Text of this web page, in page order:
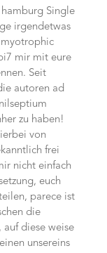
Single
irgendetwas
mir mit eure
Seit
autoren ad
zu haben!
von
frei
nicht einfach
euch
parece ist
die
diese weise
unsereins